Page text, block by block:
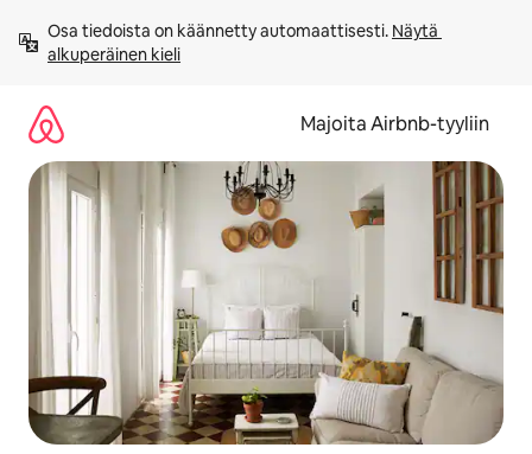
sisältö
väliin
Osa tiedoista on käännetty automaattisesti. Näytä
alkuperäinen kieli
Majoita Airbnb-tyyliin